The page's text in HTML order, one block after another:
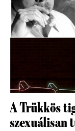
A Trükkös
szexuálisan